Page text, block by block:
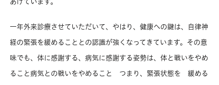
あげています。
一年外来診療させていただいて、やはり、健康への鍵は、自律神
経の緊張を緩めることとの認識が強くなってきています。その意
味でも、体に感謝する、病気に感謝する姿勢は、体と戦いをやめ
ること病気との戦いをやめること つまり、緊張状態を 緩める